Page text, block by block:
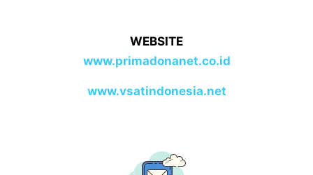
WEBSITE
www.primadonanet.co.id
www.vsatindonesia.net